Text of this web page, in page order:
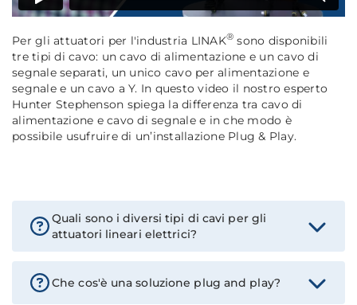
Per gli attuatori per l'industria LINAK® sono disponibili
tre tipi di cavo: un cavo di alimentazione e un cavo di
segnale separati, un unico cavo per alimentazione e
segnale e un cavo a Y. In questo video il nostro esperto
Hunter Stephenson spiega la differenza tra cavo di
alimentazione e cavo di segnale e in che modo è
possibile usufruire di un’installazione Plug & Play.
Quali sono i diversi tipi di cavi per gli
attuatori lineari elettrici?
Che cos'è una soluzione plug and play?